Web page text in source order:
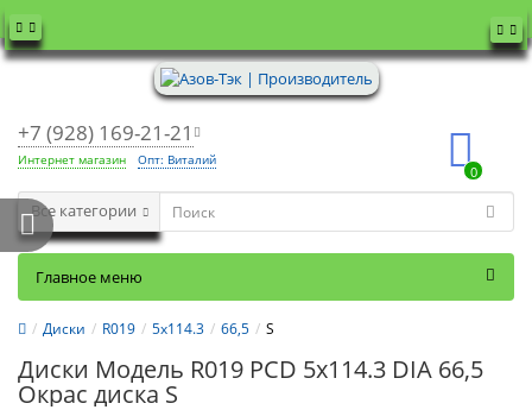
+7 (928) 169-21-21
Интернет магазин Опт: Виталий
0
Все категории
Главное меню
Диски R019 5x114.3 66,5 S
Диски Модель R019 PCD 5x114.3 DIA 66,5
Окрас диска S